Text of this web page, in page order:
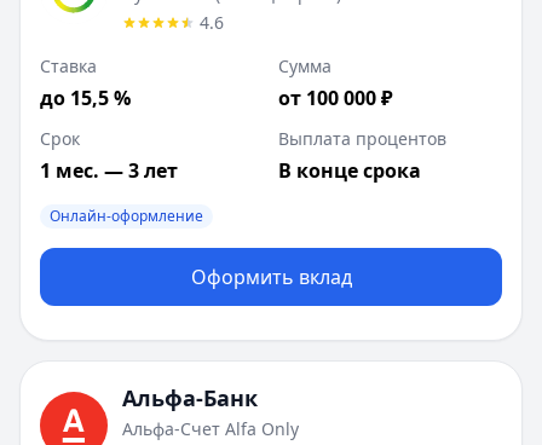
4.6
Ставка
до 15,5 %
Сумма
от 100 000 ₽
Срок
1 мес. — 3 лет
Выплата процентов
В конце срока
Онлайн-оформление
Оформить вклад
Альфа-Банк
Альфа-Счет Alfa Only